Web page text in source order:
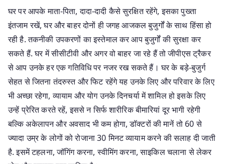
घर पर आपके माता-पिता, दादा-दादी कैसे सुरक्षित रहेंगे, इसका पुख्ता
इंतजाम रखें, घर और बाहर दोनों ही जगह आजकल बुजुर्गों के साथ हिंसा हो
रही है. तकनीकी उपकरणों का इस्तेमाल कर आप बुजुर्गों की सुरक्षा कर
सकते हैं. घर में सीसीटीवी और अगर वो बाहर जा रहे हैं तो जीपीएस ट्रैकर
से आप उनके हर एक गतिविधि पर नजर रख सकते हैं। घर के बड़े-बुजुर्ग
सेहत से जितना तंदरुस्त और फिट रहेंगे यह उनके लिए और परिवार के लिए
भी अच्छा रहेगा, व्यायाम और योग उनके दिनचर्या में शामिल हो इसके लिए
उन्हें प्रेरित करते रहें, इससे न सिर्फ शारीरिक बीमारियां दूर भागी रहेगी
बल्कि अकेलापन और अवसाद भी कम होगा, डॉक्टरों की मानें तो 60 से
ज्यादा उम्र के लोगों को रोजाना 30 मिनट व्यायाम करने की सलाह दी जाती
है. इसमें टहलना, जॉगिंग करना, स्वीमिंग करना, साइकिल चलाना से लेकर